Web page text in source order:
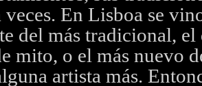
veces. En Lisboa se
del más tradicional,
mito, o el más nuevo
artista más.